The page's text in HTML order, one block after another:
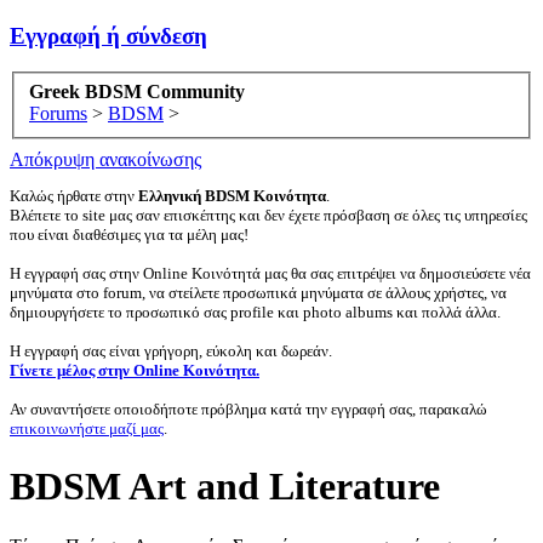
Εγγραφή ή σύνδεση
Greek BDSM Community
Forums > BDSM >
Απόκρυψη ανακοίνωσης
Καλώς ήρθατε στην Ελληνική BDSM Κοινότητα.
Βλέπετε το site μας σαν επισκέπτης και δεν έχετε πρόσβαση σε όλες τις υπηρεσίες
που είναι διαθέσιμες για τα μέλη μας!
Η εγγραφή σας στην Online Κοινότητά μας θα σας επιτρέψει να δημοσιεύσετε νέα
μηνύματα στο forum, να στείλετε προσωπικά μηνύματα σε άλλους χρήστες, να
δημιουργήσετε το προσωπικό σας profile και photo albums και πολλά άλλα.
Η εγγραφή σας είναι γρήγορη, εύκολη και δωρεάν.
Γίνετε μέλος στην Online Κοινότητα.
Αν συναντήσετε οποιοδήποτε πρόβλημα κατά την εγγραφή σας, παρακαλώ
επικοινωνήστε μαζί μας.
BDSM Art and Literature